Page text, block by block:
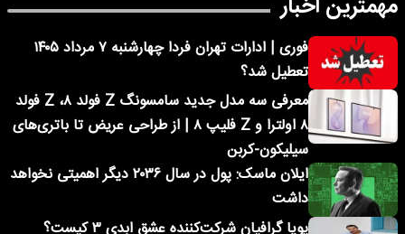
فوری | ادارات تهران فردا چهارشنبه ۷ مرداد ۱۴۰۵
تعطیل شد؟
معرفی سه مدل جدید سامسونگ Z فولد ۸، Z فولد
۸ اولترا و Z فلیپ ۸ | از طراحی عریض تا باتری‌های
سیلیکون-کربن
ایلان ماسک: پول در سال ۲۰۳۶ دیگر اهمیتی نخواهد
داشت
پویا گرافیان شرکت‌کننده عشق ابدی ۳ کیست؟